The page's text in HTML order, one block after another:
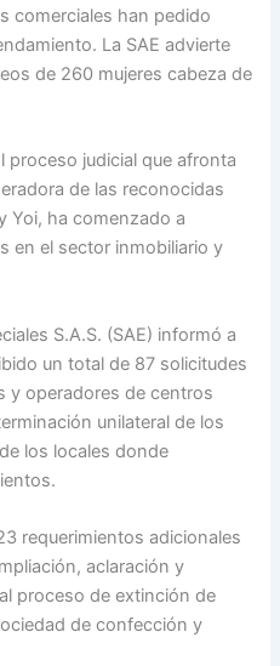
comerciales han pedido
La SAE advierte
de 260 mujeres cabeza de
proceso judicial que afronta
de las reconocidas
Yoi, ha comenzado a
en el sector inmobiliario y
S.A.S. (SAE) informó a
un total de 87 solicitudes
y operadores de centros
unilateral de los
los locales donde
requerimientos adicionales
aclaración y
proceso de extinción de
de confección y